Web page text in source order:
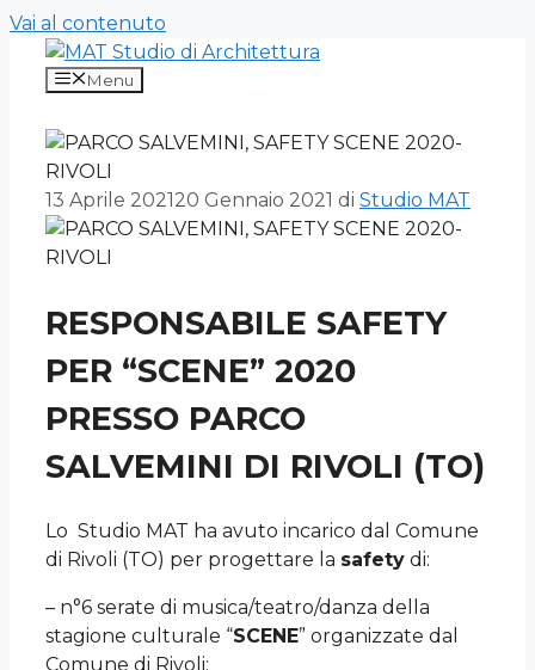
Vai al contenuto
Menu
13 Aprile 2021 20 Gennaio 2021 di Studio MAT
RESPONSABILE SAFETY
PER “SCENE” 2020
PRESSO PARCO
SALVEMINI DI RIVOLI (TO)
Lo Studio MAT ha avuto incarico dal Comune
di Rivoli (TO) per progettare la safety di:
– n°6 serate di musica/teatro/danza della
stagione culturale “SCENE” organizzate dal
Comune di Rivoli;